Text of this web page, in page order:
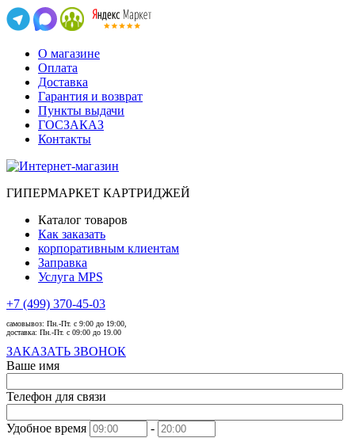
О магазине
Оплата
Доставка
Гарантия и возврат
Пункты выдачи
ГОСЗАКАЗ
Контакты
ГИПЕРМАРКЕТ КАРТРИДЖЕЙ
Каталог товаров
Как заказать
корпоративным клиентам
Заправка
Услуга MPS
+7 (499) 370-45-03
самовывоз: Пн.-Пт. с 9:00 до 19:00,
доставка: Пн.-Пт. с 09:00 до 19.00
ЗАКАЗАТЬ ЗВОНОК
Ваше имя
Телефон для связи
Удобное время
-